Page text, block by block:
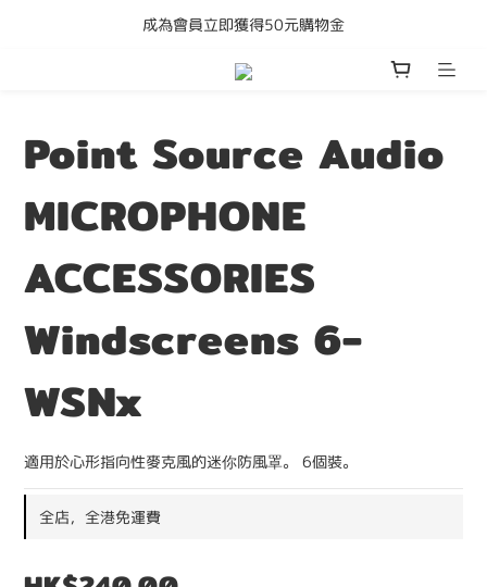
購買任何產品即享全港免運費
成為會員立即獲得50元購物金
購買任何產品即享全港免運費
Point Source Audio
MICROPHONE
ACCESSORIES
Windscreens 6-
WSNx
適用於心形指向性麥克風的迷你防風罩。 6個裝。
全店，全港免運費